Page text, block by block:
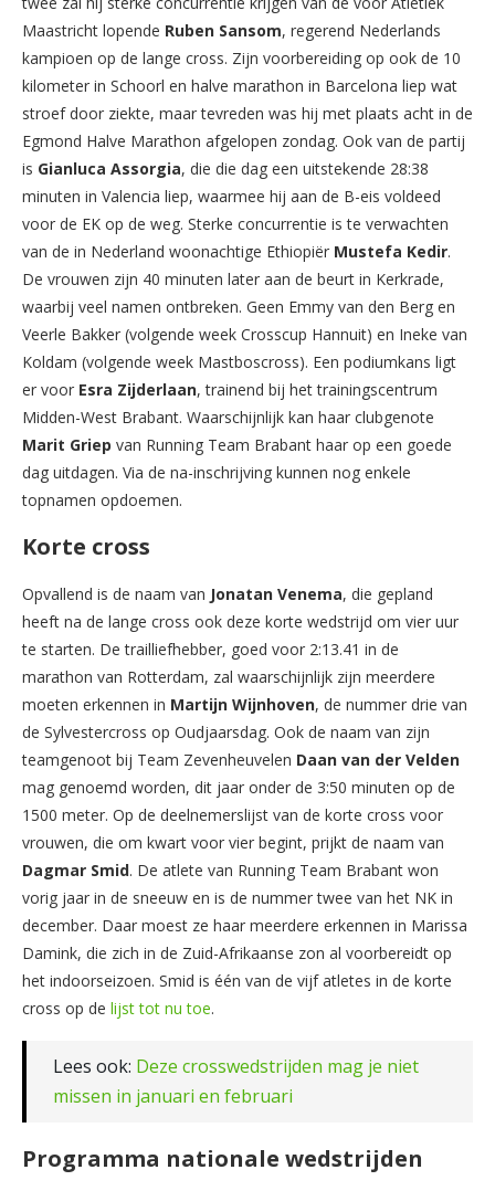
Maastricht lopende Ruben Sansom, regerend Nederlands
kampioen op de lange cross. Zijn voorbereiding op ook de 10
kilometer in Schoorl en halve marathon in Barcelona liep wat
stroef door ziekte, maar tevreden was hij met plaats acht in de
Egmond Halve Marathon afgelopen zondag. Ook van de partij
is Gianluca Assorgia, die die dag een uitstekende 28:38
minuten in Valencia liep, waarmee hij aan de B-eis voldeed
voor de EK op de weg. Sterke concurrentie is te verwachten
van de in Nederland woonachtige Ethiopiër Mustefa Kedir.
De vrouwen zijn 40 minuten later aan de beurt in Kerkrade,
waarbij veel namen ontbreken. Geen Emmy van den Berg en
Veerle Bakker (volgende week Crosscup Hannuit) en Ineke van
Koldam (volgende week Mastboscross). Een podiumkans ligt
er voor Esra Zijderlaan, trainend bij het trainingscentrum
Midden-West Brabant. Waarschijnlijk kan haar clubgenote
Marit Griep van Running Team Brabant haar op een goede
dag uitdagen. Via de na-inschrijving kunnen nog enkele
topnamen opdoemen.
Korte cross
Opvallend is de naam van Jonatan Venema, die gepland
heeft na de lange cross ook deze korte wedstrijd om vier uur
te starten. De trailliefhebber, goed voor 2:13.41 in de
marathon van Rotterdam, zal waarschijnlijk zijn meerdere
moeten erkennen in Martijn Wijnhoven, de nummer drie van
de Sylvestercross op Oudjaarsdag. Ook de naam van zijn
teamgenoot bij Team Zevenheuvelen Daan van der Velden
mag genoemd worden, dit jaar onder de 3:50 minuten op de
1500 meter. Op de deelnemerslijst van de korte cross voor
vrouwen, die om kwart voor vier begint, prijkt de naam van
Dagmar Smid. De atlete van Running Team Brabant won
vorig jaar in de sneeuw en is de nummer twee van het NK in
december. Daar moest ze haar meerdere erkennen in Marissa
Damink, die zich in de Zuid-Afrikaanse zon al voorbereidt op
het indoorseizoen. Smid is één van de vijf atletes in de korte
cross op de lijst tot nu toe.
Lees ook: Deze crosswedstrijden mag je niet
missen in januari en februari
Programma nationale wedstrijden